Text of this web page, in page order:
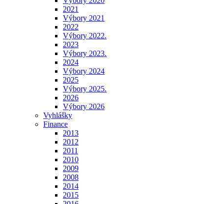
2021
Výbory 2021
2022
Výbory 2022.
2023
Výbory 2023.
2024
Výbory 2024
2025
Výbory 2025.
2026
Výbory 2026
Vyhlášky
Finance
2013
2012
2011
2010
2009
2008
2014
2015